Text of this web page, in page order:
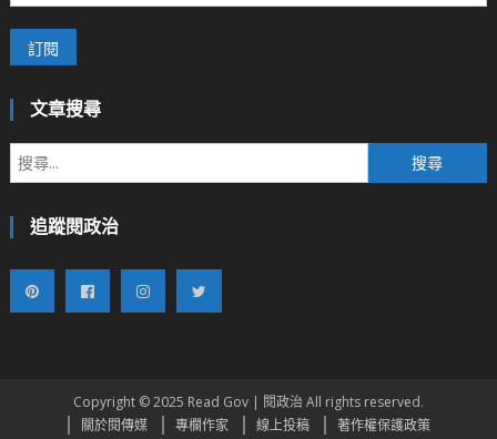
文章搜尋
尋
追蹤閱政治
Copyright © 2025 Read Gov | 閱政治 All rights reserved.
關於閱傳媒
專欄作家 線上投稿
著作權保護政策